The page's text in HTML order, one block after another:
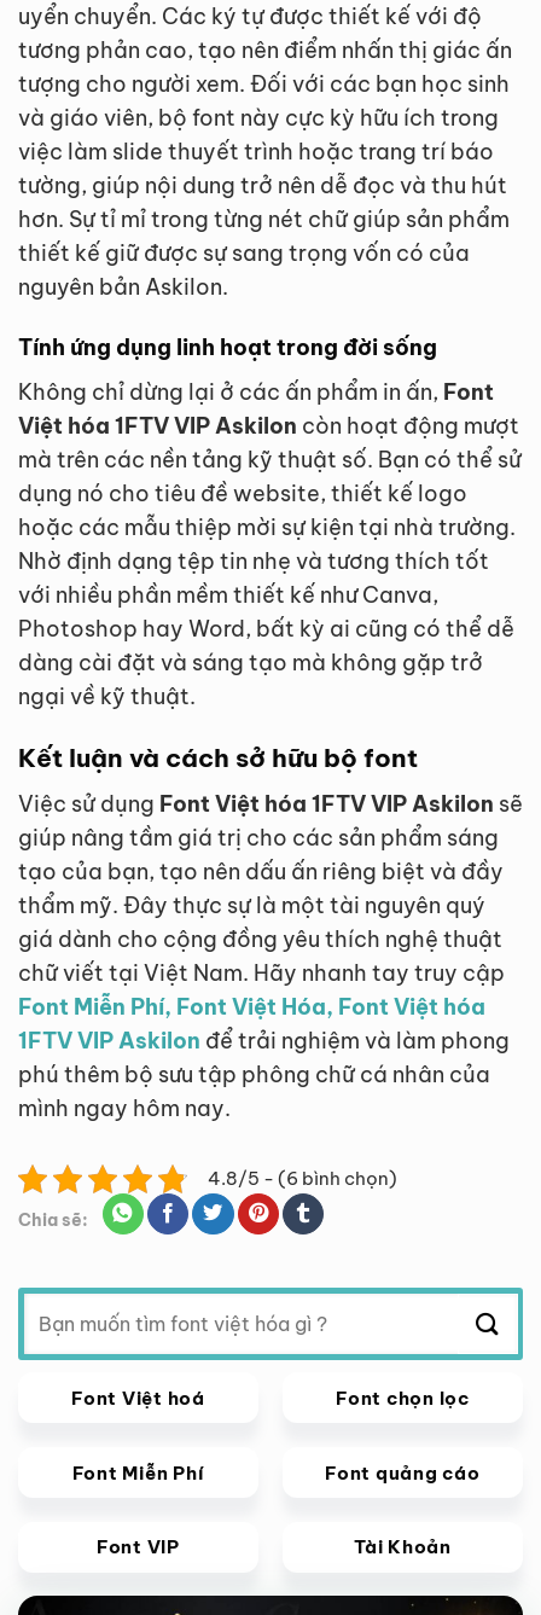
uyển chuyển. Các ký tự được thiết kế với độ
tương phản cao, tạo nên điểm nhấn thị giác ấn
tượng cho người xem. Đối với các bạn học sinh
và giáo viên, bộ font này cực kỳ hữu ích trong
việc làm slide thuyết trình hoặc trang trí báo
tường, giúp nội dung trở nên dễ đọc và thu hút
hơn. Sự tỉ mỉ trong từng nét chữ giúp sản phẩm
thiết kế giữ được sự sang trọng vốn có của
nguyên bản Askilon.
Tính ứng dụng linh hoạt trong đời sống
Không chỉ dừng lại ở các ấn phẩm in ấn, Font
Việt hóa 1FTV VIP Askilon còn hoạt động mượt
mà trên các nền tảng kỹ thuật số. Bạn có thể sử
dụng nó cho tiêu đề website, thiết kế logo
hoặc các mẫu thiệp mời sự kiện tại nhà trường.
Nhờ định dạng tệp tin nhẹ và tương thích tốt
với nhiều phần mềm thiết kế như Canva,
Photoshop hay Word, bất kỳ ai cũng có thể dễ
dàng cài đặt và sáng tạo mà không gặp trở
ngại về kỹ thuật.
Kết luận và cách sở hữu bộ font
Việc sử dụng Font Việt hóa 1FTV VIP Askilon sẽ
giúp nâng tầm giá trị cho các sản phẩm sáng
tạo của bạn, tạo nên dấu ấn riêng biệt và đầy
thẩm mỹ. Đây thực sự là một tài nguyên quý
giá dành cho cộng đồng yêu thích nghệ thuật
chữ viết tại Việt Nam. Hãy nhanh tay truy cập
Font Miễn Phí, Font Việt Hóa, Font Việt hóa
1FTV VIP Askilon để trải nghiệm và làm phong
phú thêm bộ sưu tập phông chữ cá nhân của
mình ngay hôm nay.
4.8/5 - (6 bình chọn)
Chia sẽ:
Tìm
kiếm:
Font Việt hoá Font chọn lọc
Font Miễn Phí Font quảng cáo
Font VIP Tài Khoản
Giảm giá!